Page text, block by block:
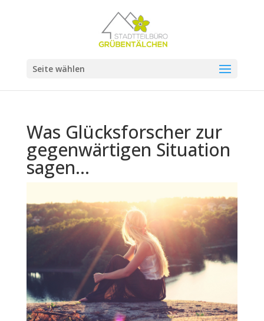
Seite wählen
Was Glücksforscher zur
gegenwärtigen Situation
sagen…